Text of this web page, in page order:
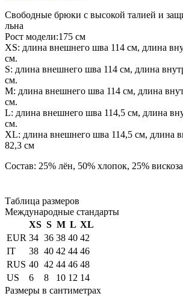
Свободные брюки с высокой талией и
льна
Рост модели:175 см
XS: длина внешнего шва 114 см, длина
см.
S: длина внешнего шва 114 см, длина
см.
М: длина внешнего шва 114 см, длина
см.
L: длина внешнего шва 114,5 см, длина
см.
XL: длина внешнего шва 114,5 см, длина
82,3 см
Состав: 25% лён, 50% хлопок, 25% вискоза
Таблица размеров
Международные стандарты
XS S M L XL
EUR 34 36 38 40 42
IT
38 40 42 44 46
RUS 40 42 44 46 48
US
6 8 10 12 14
Размеры в сантиметрах